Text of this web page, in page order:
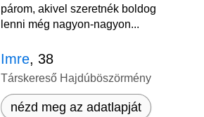
párom, akivel szeretnék boldog
lenni még nagyon-nagyon...
Imre, 38
Társkereső Hajdúböszörmény
nézd meg az adatlapját